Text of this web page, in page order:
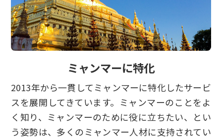
ミャンマーに特化
2013年から一貫してミャンマーに特化したサービ
スを展開してきています。ミャンマーのことをよ
く知り、ミャンマーのために役に立ちたい、とい
う姿勢は、多くのミャンマー人材に支持されてい